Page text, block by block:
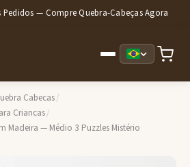
Pedidos — Compre Quebra-Cabeças Agora
Cabecas/
Criancas/
Madeira — Médio 3 Puzzles Mistério